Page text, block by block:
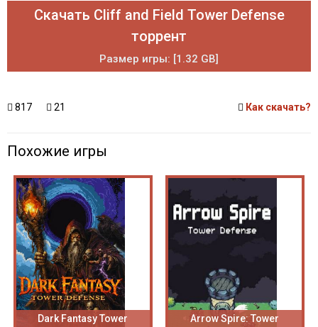
Скачать Cliff and Field Tower Defense
торрент
Размер игры: [1.32 GB]
817 21 Как скачать?
Похожие игры
Dark Fantasy Tower Arrow Spire: Tower